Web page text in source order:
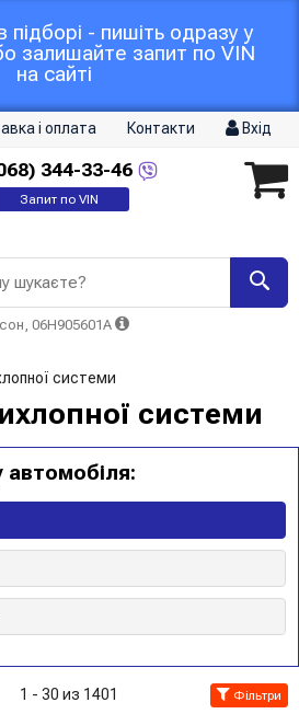
- пишіть одразу у
залишайте запит по VIN
на сайті
і оплата Контакти Вхід
344-33-46
Запит по VIN
шукаєте?
06H905601A
системи
системи
автомобіля:
1 - 30 из 1401 Фільтри